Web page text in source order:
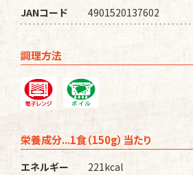
JANコード 4901520137602
調理方法
栄養成分...1食（150g）当たり
エネルギー
221kcal